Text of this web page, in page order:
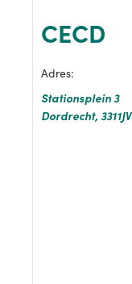
CECD
Adres:
Stationsplein 3
Dordrecht, 3311JV